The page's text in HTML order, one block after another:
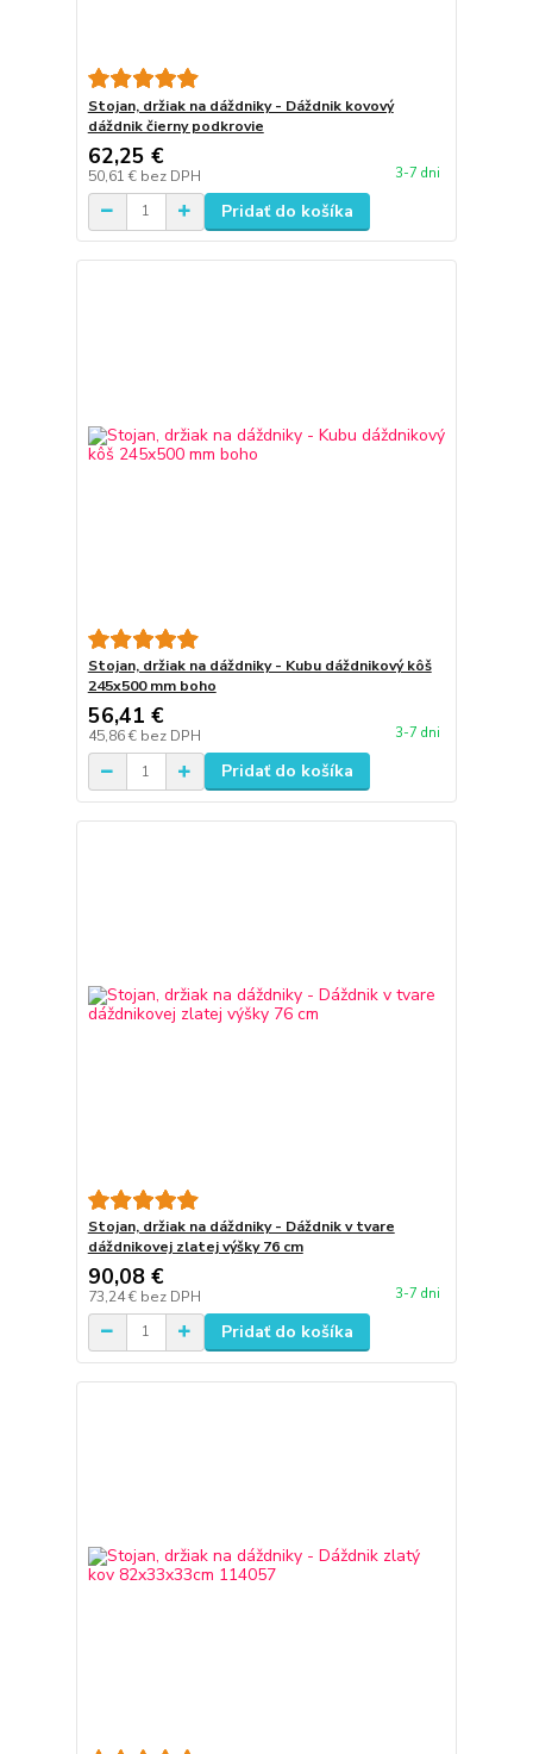
Stojan, držiak na dáždniky - Dáždnik kovový
dáždnik čierny podkrovie
62,25 €
50,61 € bez DPH 3-7 dni
Pridať do košíka
Stojan, držiak na dáždniky - Kubu dáždnikový kôš
245x500 mm boho
56,41 €
45,86 € bez DPH 3-7 dni
Pridať do košíka
Stojan, držiak na dáždniky - Dáždnik v tvare
dáždnikovej zlatej výšky 76 cm
90,08 €
73,24 € bez DPH 3-7 dni
Pridať do košíka